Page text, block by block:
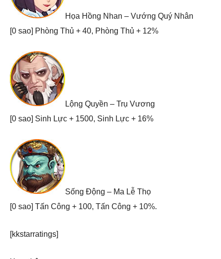
Họa Hồng Nhan – Vướng Quý Nhân
[0 sao] Phòng Thủ + 40, Phòng Thủ + 12%
Lộng Quyền – Trụ Vương
[0 sao] Sinh Lực + 1500, Sinh Lực + 16%
Sống Động – Ma Lễ Thọ
[0 sao] Tấn Công + 100, Tấn Công + 10%.
[kkstarratings]